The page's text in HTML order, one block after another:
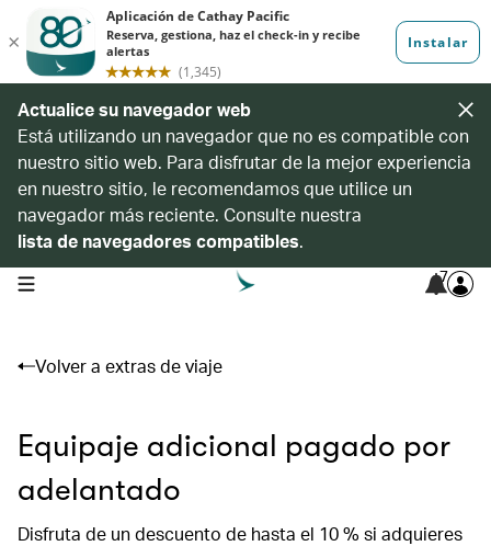
Actualice su navegador web
Está utilizando un navegador que no es compatible con
nuestro sitio web. Para disfrutar de la mejor experiencia
en nuestro sitio, le recomendamos que utilice un
navegador más reciente. Consulte nuestra
lista de navegadores compatibles.
open navigation menu 7
Volver a extras de viaje
Equipaje adicional pagado por
adelantado
Disfruta de un descuento de hasta el 10 % si adquieres